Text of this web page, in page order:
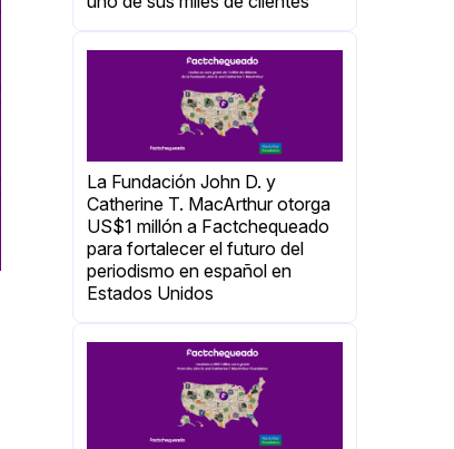
La Fundación John D. y
Catherine T. MacArthur otorga
US$1 millón a Factchequeado
para fortalecer el futuro del
periodismo en español en
Estados Unidos